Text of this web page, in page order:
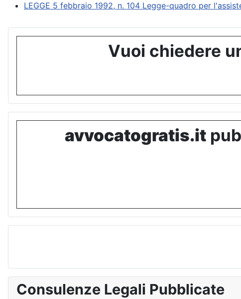
LEGGE 5 febbraio 1992, n. 104 Legge-quadro per
Vuoi chiedere
avvocatogratis.it
Consulenze Legali Pubblicate